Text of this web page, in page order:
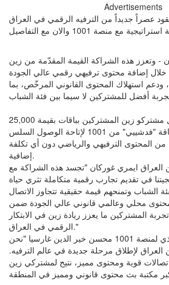
Advertisements
عصراً جديداً من الترفيه الرقمي في العراق
مع منصة 1001 والان مع التفاصيل
- وتعزز هذه الشراكة القيمة المقدّمة من زين
خلال إضافة محتوى ترفيهي رقمي عالي الجودة
استهلاك المحتوى القانوني المرخّص، بما
وبموجب الشراكة، يحصل مشتركو زين المشتركين بباقات بقيمة 25,000
دينار عراقي أو أكثر على باقة "فدشييي" من 1001 لإتاحة الوصول السلس
المحتوى الترفيهي والرياضي دون أي تكلفة
إضافية.
العراق ايمري غوركان "تجسد هذه الشراكة مع
استراتيجيتنا في تقديم تجارب رقمية متكاملة تثري حياة
الشباب وتمنحهم قيمة حقيقية تتجاوز الاتصال
محلي وعالمي قانوني عالي الجودة ضمن
المشتركين ما يعزز ريادة زين في الابتكار
الرقمي في العراق."
من جهته قال المدير التنفيذي لمنصة 1001 محسن خير الدين غارسيا "نحن
العراق لإطلاق مرحلة جديدة في عالم الترفيه.
قوية ومحتوى مميز، نتيح لمشتركي زين